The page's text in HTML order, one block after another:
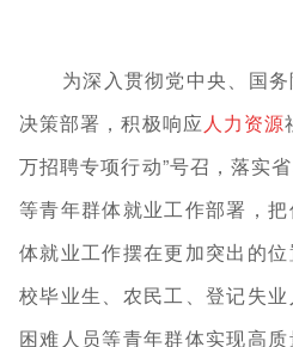
为深入贯彻党中央、国
决策部署，积极响应人力资源
万招聘专项行动”号召，落实
等青年群体就业工作部署，
体就业工作摆在更加突出的
校毕业生、农民工、登记失
困难人员等青年群体实现高